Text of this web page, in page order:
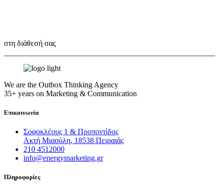
στη διάθεσή σας
We are the Outbox Thinking Agency
35+ years on Marketing & Communication
Επικοινωνία
Σοφοκλέους 1 & Προποντίδος
Ακτή Μιαούλη, 18538 Πειραιάς
210 4512000
info@energymarketing.gr
Πληροφορίες